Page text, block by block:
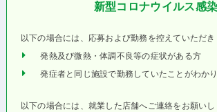
新型コロナウイルス感
以下の場合には、応募および勤務を控えていただき
発熱及び微熱・体調不良等の症状がある方
発症者と同じ施設で勤務していたことがわか
以下の場合には、就業した店舗へご連絡をお願いし